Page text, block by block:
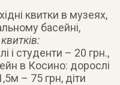
квитки в музеях,
басейні,
і студенти – 20 грн.,
в Косино: дорослі
– 75 грн, діти